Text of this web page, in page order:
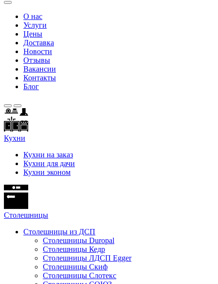
О нас
Услуги
Цены
Доставка
Новости
Отзывы
Вакансии
Контакты
Блог
Кухни
Кухни на заказ
Кухни для дачи
Кухни эконом
Cтолешницы
Столешницы из ДСП
Столешницы Duropal
Столешницы Кедр
Столешницы ЛДСП Egger
Столешницы Скиф
Столешницы Слотекс